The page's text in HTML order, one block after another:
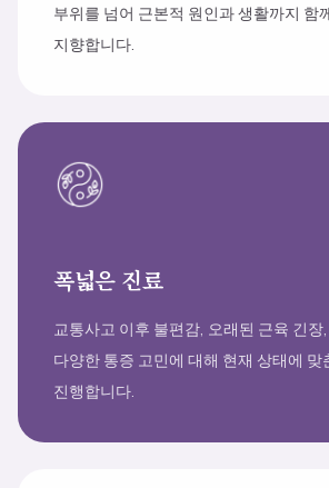
부위를 넘어 근본적 원인과 생활까지 함
지향합니다.
폭넓은 진료
교통사고 이후 불편감, 오래된 근육 긴장
다양한 통증 고민에 대해 현재 상태에 맞
진행합니다.